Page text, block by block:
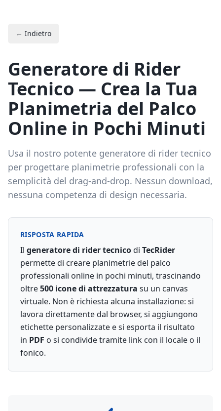
← Indietro
Generatore di Rider
Tecnico — Crea la Tua
Planimetria del Palco
Online in Pochi Minuti
Usa il nostro potente generatore di rider tecnico
per progettare planimetrie professionali con la
semplicità del drag-and-drop. Nessun download,
nessuna competenza di design necessaria.
RISPOSTA RAPIDA
Il generatore di rider tecnicodi TecRider
permette di creare planimetrie del palco
professionali online in pochi minuti, trascinando
oltre500 icone di attrezzatura su un canvas
virtuale. Non è richiesta alcuna installazione: si
lavora direttamente dal browser, si aggiungono
etichette personalizzate e si esporta il risultato
in PDF o si condivide tramite link con il locale o il
fonico.